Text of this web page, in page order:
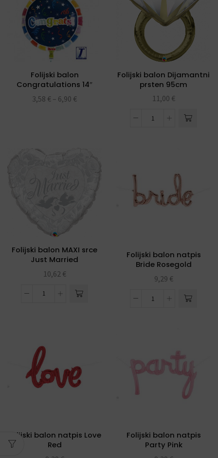
Folijski balon
Congratulations 14″
Ibrex
3,58 € – 6,90 €
Folijski balon Dijamantni
prsten 95cm
11,00 €
Folijski balon MAXI srce
Just Married
10,62 €
Folijski balon natpis
Bride Rosegold
9,29 €
Folijski balon natpis Love
Red
Folijski balon natpis
Party Pink